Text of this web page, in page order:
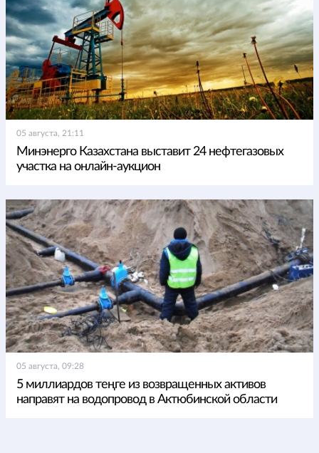
05 августа, 21:11
Минэнерго Казахстана выставит 24 нефтегазовых
участка на онлайн-аукцион
05 августа, 09:28
5 миллиардов теңге из возвращенных активов
направят на водопровод в Актюбинской области